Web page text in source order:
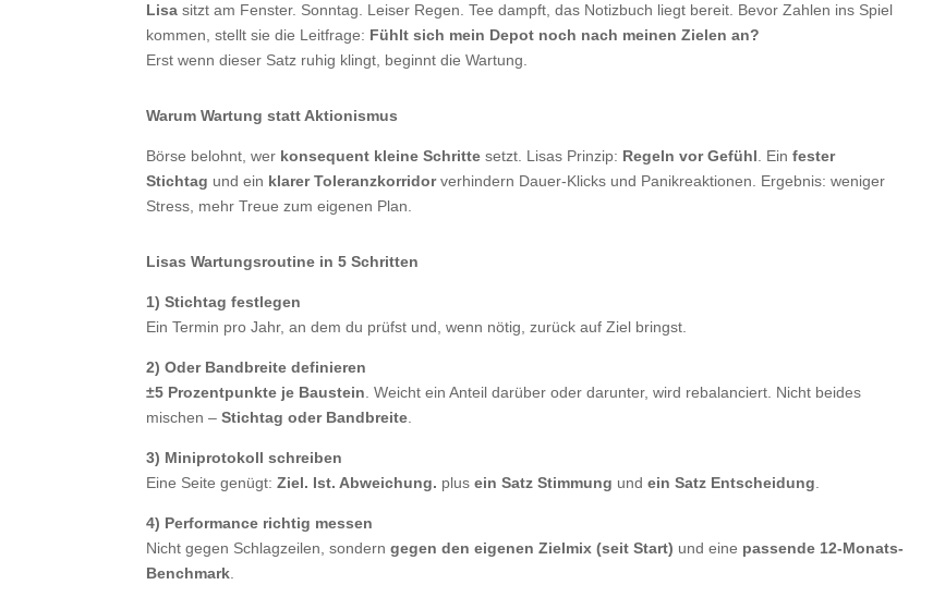
Lisa sitzt am Fenster. Sonntag. Leiser Regen. Tee dampft, das Notizbuch liegt bereit. Bevor Zahlen ins Spiel
kommen, stellt sie die Leitfrage: Fühlt sich mein Depot noch nach meinen Zielen an?
Erst wenn dieser Satz ruhig klingt, beginnt die Wartung.
Warum Wartung statt Aktionismus
Börse belohnt, wer konsequent kleine Schritte setzt. Lisas Prinzip: Regeln vor Gefühl . Einfester
Stichtag und ein klarer Toleranzkorridorverhindern Dauer-Klicks und Panikreaktionen. Ergebnis: weniger
Stress, mehr Treue zum eigenen Plan.
Lisas Wartungsroutine in 5 Schritten
1) Stichtag festlegen
Ein Termin pro Jahr, an dem du prüfst und, wenn nötig, zurück auf Ziel bringst.
2) Oder Bandbreite definieren
±5 Prozentpunkte je Baustein . Weicht ein Anteil darüber oder darunter, wird rebalanciert. Nicht beides
mischen –Stichtag oder Bandbreite
3) Miniprotokoll schreiben
Eine Seite genügt:Ziel. Ist. Abweichung. plusein Satz Stimmung undein Satz Entscheidung
4) Performance richtig messen
Nicht gegen Schlagzeilen, sonderngegen den eigenen Zielmix (seit Start) und eine passende 12-Monats-
Benchmark